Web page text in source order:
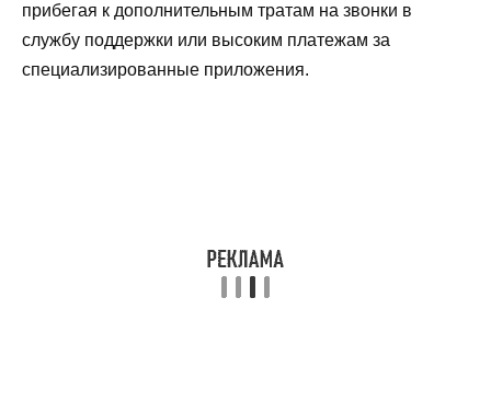
прибегая к дополнительным тратам на звонки в
службу поддержки или высоким платежам за
специализированные приложения.